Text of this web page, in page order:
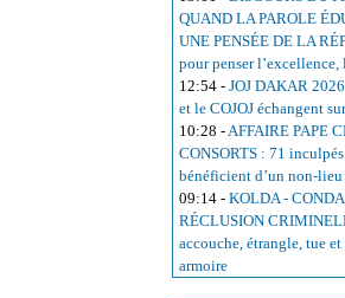
QUAND LA PAROLE
UNE PENSÉE DE LA
pour penser
12:54 - JOJ DAKAR
et le COJOJ échangent
10:28 -AFFAIRE PAPE
CONSORTS : 71
bénéficient d’un non-lieu
09:14 - KOLDA -
RÉCLUSION
accouche, étrangle, tue
armoire